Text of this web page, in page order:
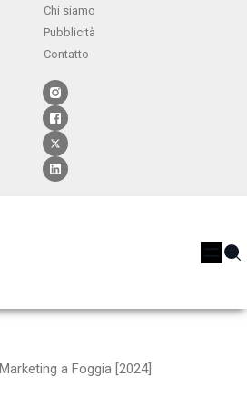
Chi siamo
Pubblicità
Contatto
a Foggia [2024]